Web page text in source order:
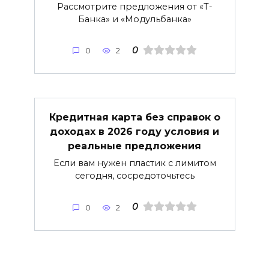
Рассмотрите предложения от «Т-
Банка» и «Модульбанка»
0 2 0
Кредитная карта без справок о
доходах в 2026 году условия и
реальные предложения
Если вам нужен пластик с лимитом
сегодня, сосредоточьтесь
0 2 0